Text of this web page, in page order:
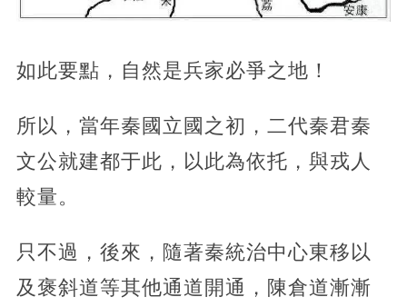
如此要點，自然是兵家必爭之地！
所以，當年秦國立國之初，二代秦君秦
文公就建都于此，以此為依托，與戎人
較量。
只不過，後來，隨著秦統治中心東移以
及褒斜道等其他通道開通，陳倉道漸漸